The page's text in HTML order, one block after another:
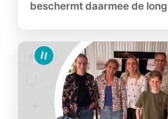
beschermt daarmee de